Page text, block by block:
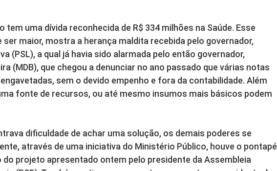
tem uma dívida reconhecida de R$ 334 milhões na Saúde. Esse
ser maior, mostra a herança maldita recebida pelo governador,
(PSL), a qual já havia sido alarmada pelo então governador,
(MDB), que chegou a denunciar no ano passado que várias notas
sem o devido empenho e fora da contabilidade. Além
fonte de recursos, ou até mesmo insumos mais básicos podem
dificuldade de achar uma solução, os demais poderes se
através de uma iniciativa do Ministério Público, houve o pontapé
do projeto apresentado ontem pelo presidente da Assembleia